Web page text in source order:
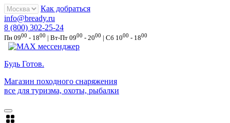
Как добраться
info@bready.ru
8 (800) 302-25-24
Пн 0900 - 1800 | Вт-Пт 0900 - 2000 | Сб 1000 - 1800
Будь Готов.
Магазин походного снаряжения
все для туризма, охоты, рыбалки